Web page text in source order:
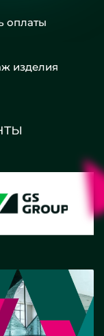
оплаты
изделия